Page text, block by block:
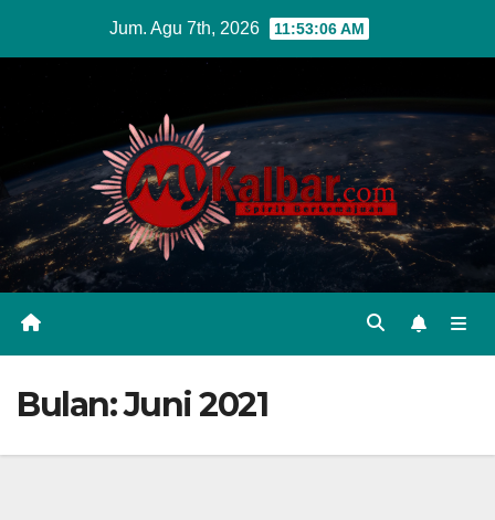
Jum. Agu 7th, 2026 11:53:07 AM
Bulan:Juni 2021